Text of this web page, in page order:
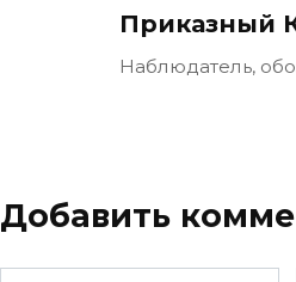
Приказный
Наблюдатель,
Добавить